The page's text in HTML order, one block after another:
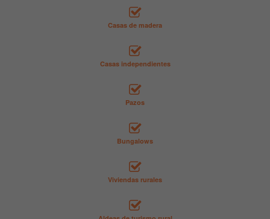
Casas de madera
Casas independientes
Pazos
Bungalows
Viviendas rurales